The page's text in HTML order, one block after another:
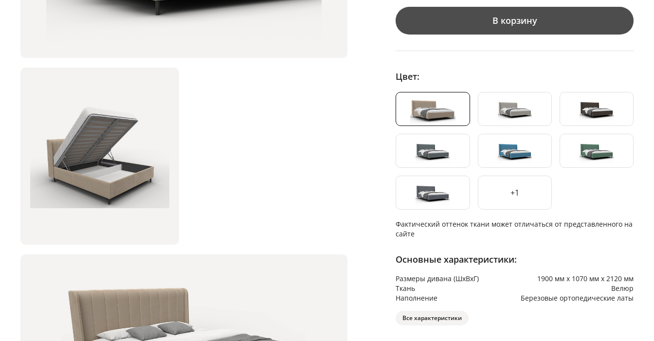
В корзину
Цвет:
+1
Фактический оттенок ткани может отличаться от представленного на
сайте
Основные характеристики:
Размеры дивана (ШхВхГ)
1900 мм х 1070 мм х 2120 мм
Ткань
Велюр
Наполнение
Березовые ортопедические латы
Все характеристики